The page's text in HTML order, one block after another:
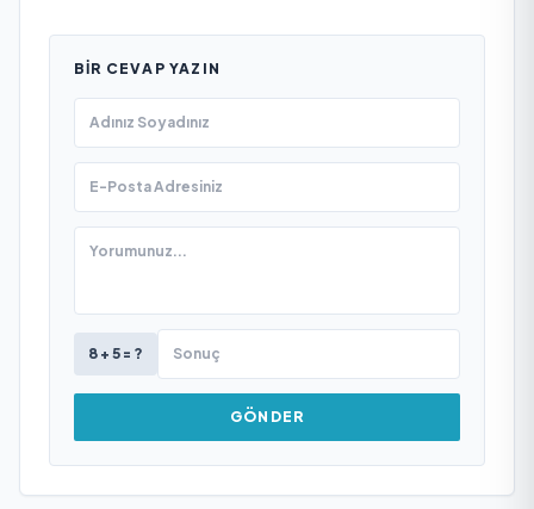
BIR CEVAP YAZIN
8 + 5 = ?
GÖNDER